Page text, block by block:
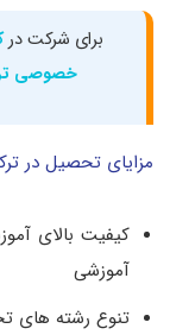
برای شرکت در
خصوصی
مزایای تحصیل در
کیفیت بالای
آموزشی
تنوع رشته های